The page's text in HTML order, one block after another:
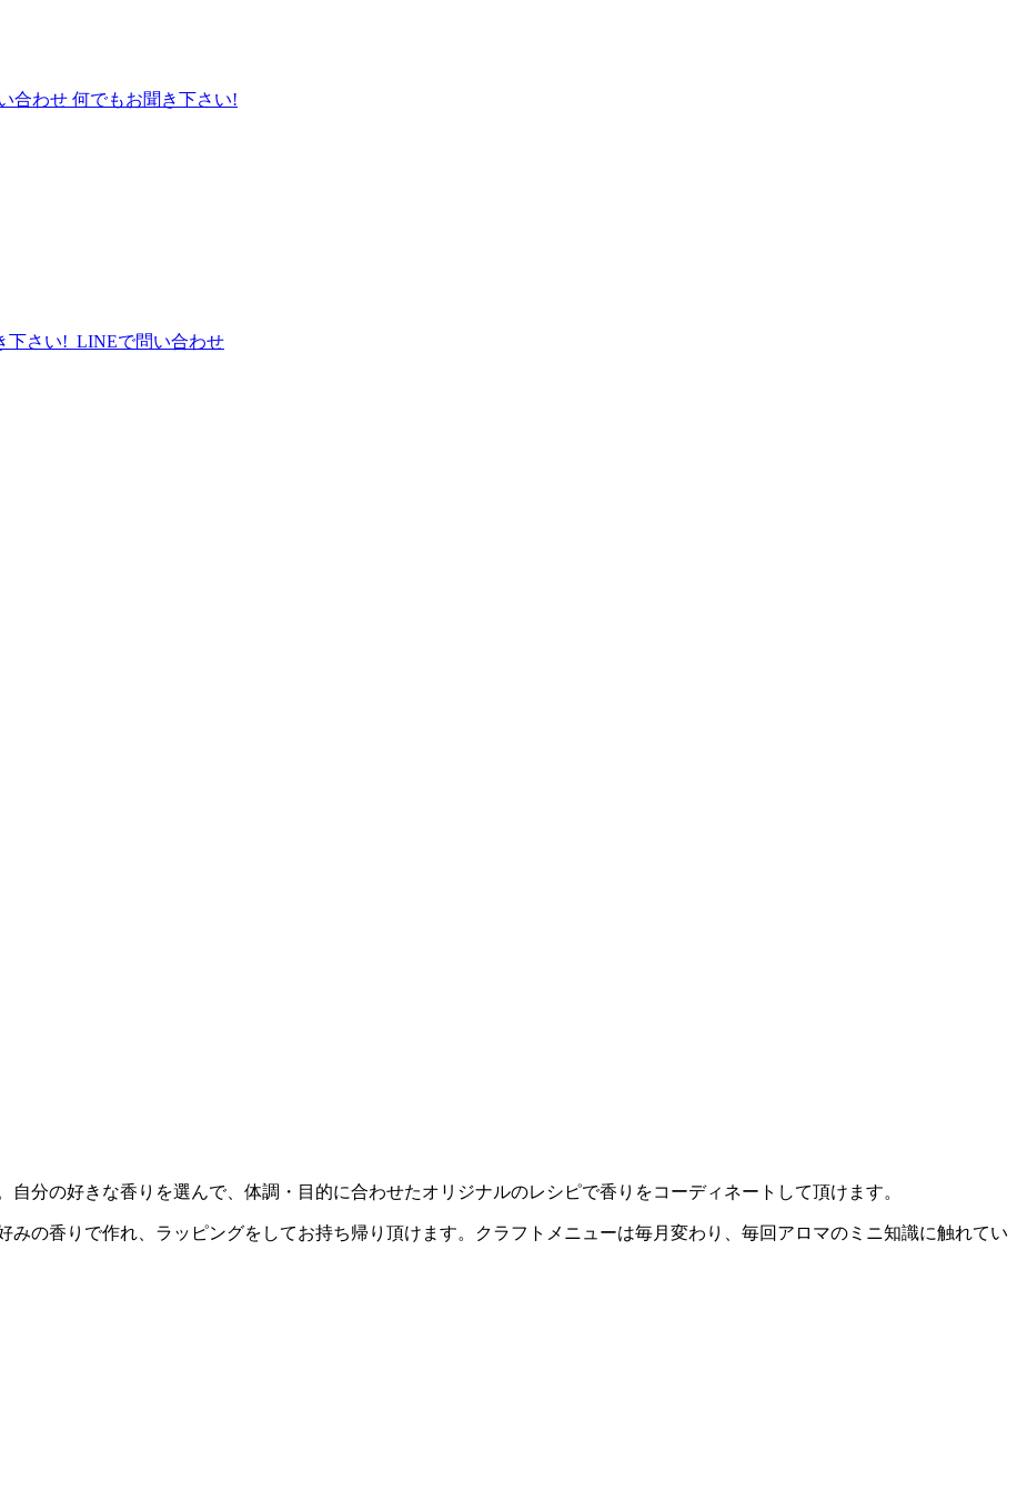
合わせ 何でもお聞き下さい!
下さい! LINEで問い合わせ
分の好きな香りを選んで、体調・目的に合わせたオリジナルのレシピで香りをコーディネートして頂けます。
の香りで作れ、ラッピングをしてお持ち帰り頂けます。クラフトメニューは毎月変わり、毎回アロマのミニ知識に触れてい